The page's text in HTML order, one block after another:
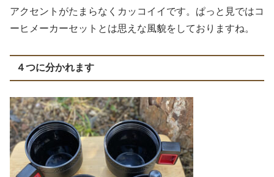
アクセントがたまらなくカッコイイです。ぱっと見ではコ
ーヒメーカーセットとは思えな風貌をしておりますね。
４つに分かれます